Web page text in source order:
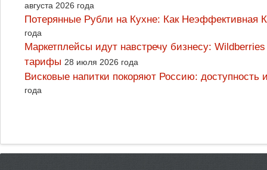
августа 2026 года
Потерянные Рубли на Кухне: Как
года
Маркетплейсы идут навстречу бизнесу:
тарифы 28 июля 2026 года
Висковые напитки покоряют Россию:
года